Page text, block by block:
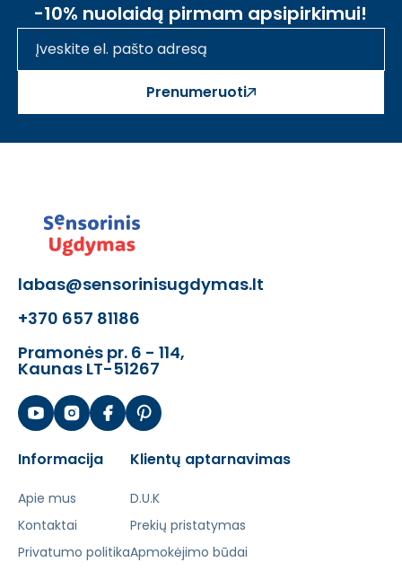
-10% nuolaidą pirmam apsipirkimui!
Prenumeruoti
labas@sensorinisugdymas.lt
+370 657 81186
Pramonės pr. 6 - 114,
Kaunas LT-51267
Informacija
Apie mus
Kontaktai
Privatumo politika
Klientų aptarnavimas
D.U.K
Prekių pristatymas
Apmokėjimo būdai